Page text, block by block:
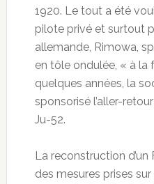
1920. Le tout a été
pilote privé et surtout
allemande, Rimowa,
en tôle ondulée, « à la
quelques années, la
sponsorisé l’aller-
Ju-52.
La reconstruction
des mesures prises